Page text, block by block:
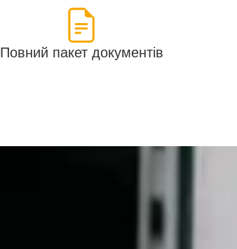
Повний пакет документів